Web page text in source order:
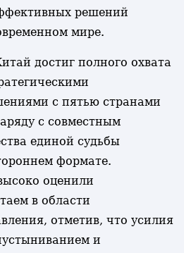
решений
мире.
достиг полного охвата
с пятью странами
с совместным
единой судьбы
формате.
оценили
в области
отметив, что усилия
и